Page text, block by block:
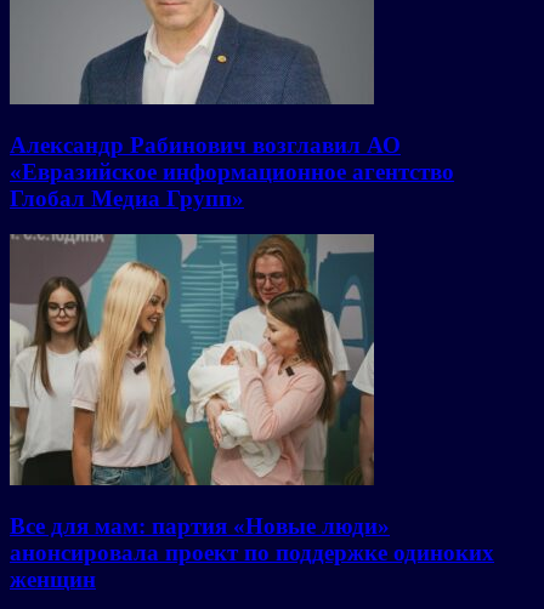
Александр Рабинович возглавил АО
«Евразийское информационное агентство
Глобал Медиа Групп»
Все для мам: партия «Новые люди»
анонсировала проект по поддержке одиноких
женщин